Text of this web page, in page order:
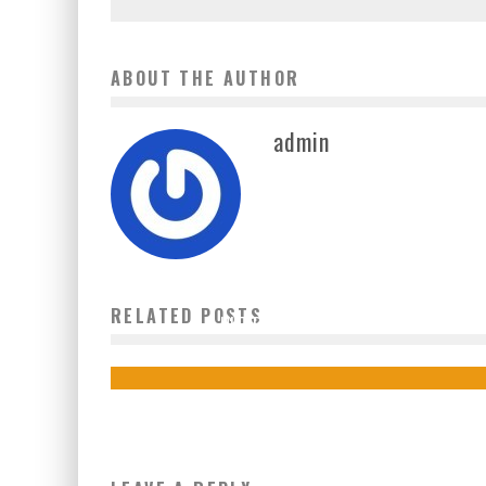
ABOUT THE AUTHOR
admin
RELATED POSTSHUT BHAYANGKARA KE-77